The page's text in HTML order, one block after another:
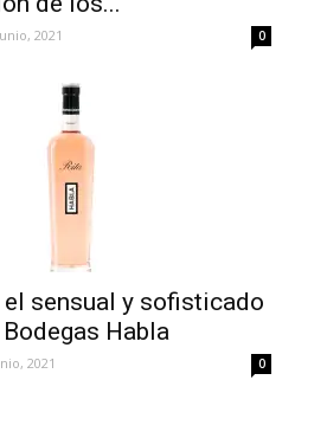
2021 0
el sensual y sofisticado
Habla
2021 0